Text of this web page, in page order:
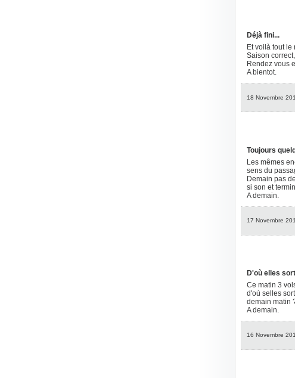
Déjà fini...
Et voilà tout
Saison
Rendez vous
A bientot.
18 Novembre
Toujours
Les mêmes
sens du
Demain pas
si son et
A demain.
17 Novembre
D'où elles
Ce matin 3
d'où selles
demain matin
A demain.
16 Novembre